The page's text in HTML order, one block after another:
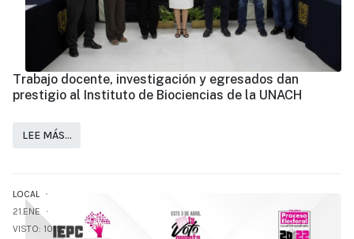
Trabajo docente, investigación y egresados dan
prestigio al Instituto de Biociencias de la UNACH
LEE MÁS…
LOCAL
21.ENE
VISTO: 1019